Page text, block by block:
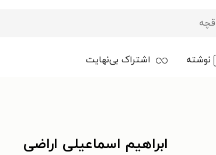
نوشته اشتراک بی‌نهایت
ابراهیم اسماعیلی اراضی